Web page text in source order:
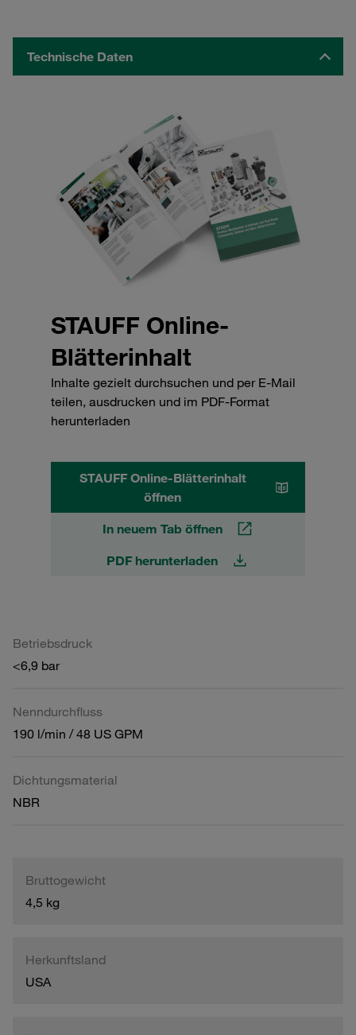
Technische Daten
STAUFF Online-
Blätterinhalt
Inhalte gezielt durchsuchen und per E-Mail
teilen, ausdrucken und im PDF-Format
herunterladen
STAUFF Online-Blätterinhalt
öffnen
In neuem Tab öffnen
PDF herunterladen
Betriebsdruck
<6,9 bar
Nenndurchfluss
190 l/min / 48 US GPM
Dichtungsmaterial
NBR
Bruttogewicht
4,5 kg
Herkunftsland
USA